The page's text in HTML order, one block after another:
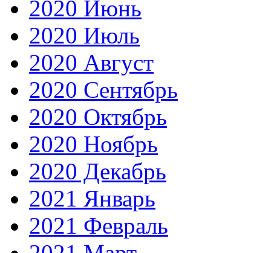
2020 Июнь
2020 Июль
2020 Август
2020 Сентябрь
2020 Октябрь
2020 Ноябрь
2020 Декабрь
2021 Январь
2021 Февраль